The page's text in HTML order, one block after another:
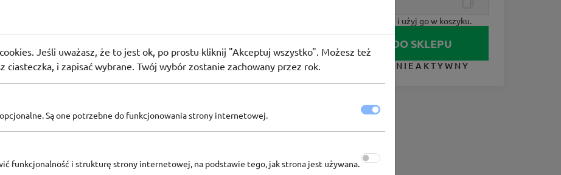
Smakoszy
rabatowym na każdą dietę w Republice Smakoszy
osób użyło KOD
Skopiuj kod i użyj go w koszyku.
IDŹ DO SKLEPU
KUPON NIEAKTYWNY
Zobacz inne
KODY RABATOWE REPUBLIKA SMAKOSZY
Jeśli uważasz, że to jest ok, po prostu kliknij "Akceptuj wszystko". Możesz też
ciasteczka, i zapisać wybrane. Twój wybór zostanie zachowany przez rok.
Są one potrzebne do funkcjonowania strony internetowej.
funkcjonalność i strukturę strony internetowej, na podstawie tego, jak strona jest używana.